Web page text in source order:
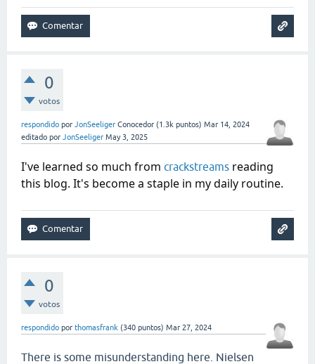
0
votos
respondido por JonSeeliger Conocedor (1.3k puntos) Mar 14, 2024
editado por JonSeeliger May 3, 2025
I've learned so much from crackstreams reading
this blog. It's become a staple in my daily routine.
0
votos
respondido por thomasfrank (340 puntos) Mar 27, 2024
There is some misunderstanding here. Nielsen